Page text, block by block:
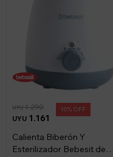
UYU 1.161
UYU1.290 10
Calienta Biberón Y
Esterilizador Bebesit de